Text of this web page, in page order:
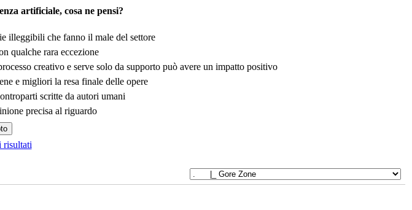
artificiale, cosa ne pensi?
illeggibili che fanno il male del settore
qualche rara eccezione
creativo e serve solo da supporto può avere un impatto positivo
e migliori la resa finale delle opere
scritte da autori umani
precisa al riguardo
risultati